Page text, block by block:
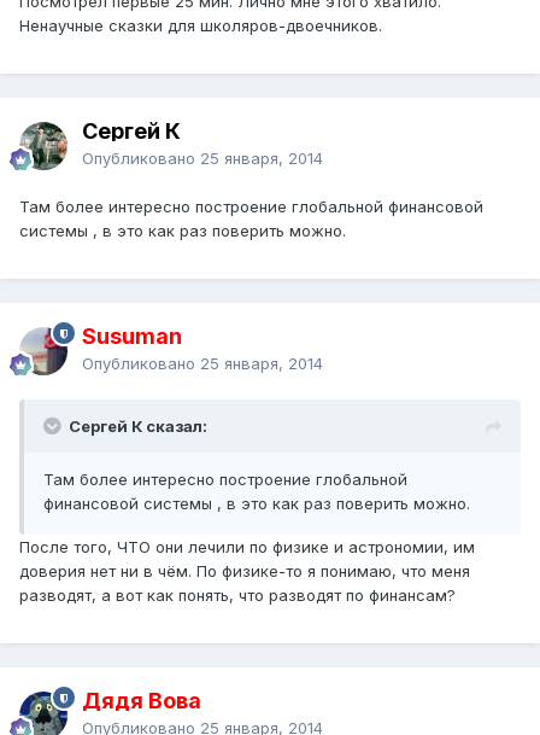
Ненаучные сказки для школяров-двоечников.
Сергей К
Опубликовано 25 января, 2014
Там более интересно построение глобальной финансовой
системы , в это как раз поверить можно.
Susuman
Опубликовано 25 января, 2014
Сергей К сказал:
Там более интересно построение глобальной
финансовой системы , в это как раз поверить можно.
После того, ЧТО они лечили по физике и астрономии, им
доверия нет ни в чём. По физике-то я понимаю, что меня
разводят, а вот как понять, что разводят по финансам?
Дядя Вова
Опубликовано 25 января, 2014